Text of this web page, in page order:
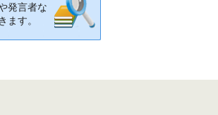
発言者な
ます。